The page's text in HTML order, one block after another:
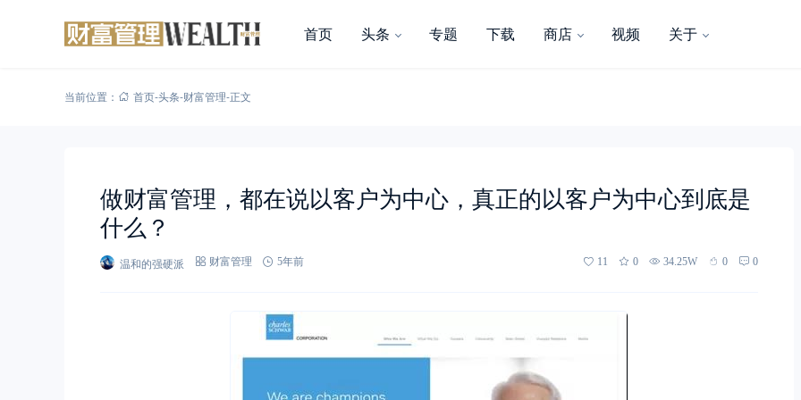
首页 头条 专题 下载 商店 视频 关于
当前位置： 首页-头条-财富管理-正文
做财富管理，都在说以客户为中心，真正的以客户为中心到底是
什么？
温和的强硬派 财富管理 5年前 11 0 34.25W 0 0